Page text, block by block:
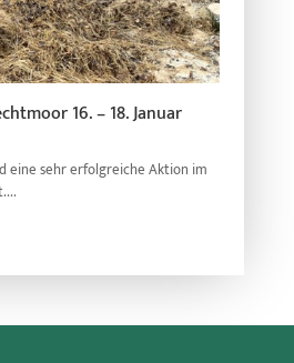
16. – 18. Januar
eine sehr erfolgreiche Aktion im